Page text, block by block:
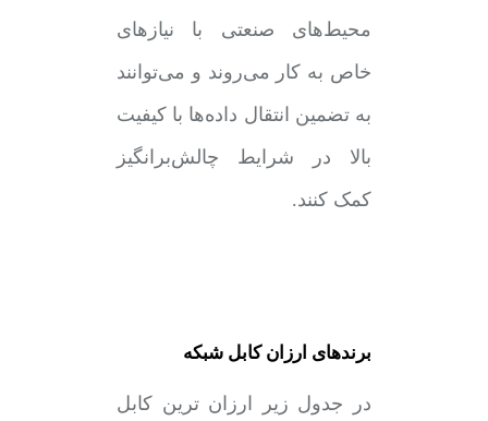
محیط‌های صنعتی با نیازهای
خاص به کار می‌روند و می‌توانند
به تضمین انتقال داده‌ها با کیفیت
بالا در شرایط چالش‌برانگیز
کمک کنند.
برندهای ارزان کابل شبکه
در جدول زیر ارزان ترین کابل